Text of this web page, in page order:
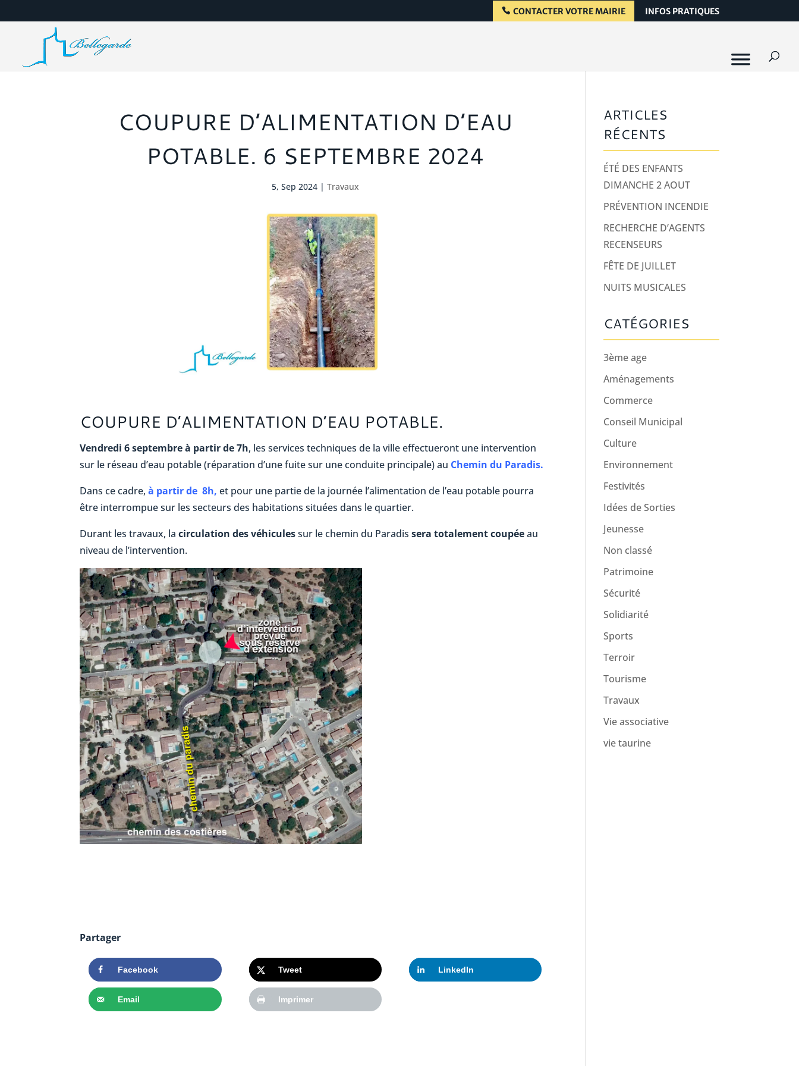
CONTACTER VOTRE MAIRIE INFOS PRATIQUES
COUPURE D’ALIMENTATION D’EAU
POTABLE. 6 SEPTEMBRE 2024
5, Sep 2024| Travaux
COUPURE D’ALIMENTATION D’EAU POTABLE.
Vendredi 6 septembre à partir de 7h, les services techniques de la ville effectueront une intervention
sur le réseau d’eau potable (réparation d’une fuite sur une conduite principale) au Chemin du Paradis.
Dans ce cadre,à partir de 8h, et pour une partie de la journée l’alimentation de l’eau potable pourra
être interrompue sur les secteurs des habitations situées dans le quartier.
Durant les travaux, lacirculation des véhiculessur le chemin du Paradissera totalement coupéeau
niveau de l’intervention.
Partager
Facebook Tweet LinkedIn
Email Imprimer
ARTICLES
RÉCENTS
ÉTÉ DES ENFANTS
DIMANCHE 2 AOUT
PRÉVENTION INCENDIE
RECHERCHE D’AGENTS
RECENSEURS
FÊTE DE JUILLET
NUITS MUSICALES
CATÉGORIES
3ème age
Aménagements
Commerce
Conseil Municipal
Culture
Environnement
Festivités
Idées de Sorties
Jeunesse
Non classé
Patrimoine
Sécurité
Solidiarité
Sports
Terroir
Tourisme
Travaux
Vie associative
vie taurine